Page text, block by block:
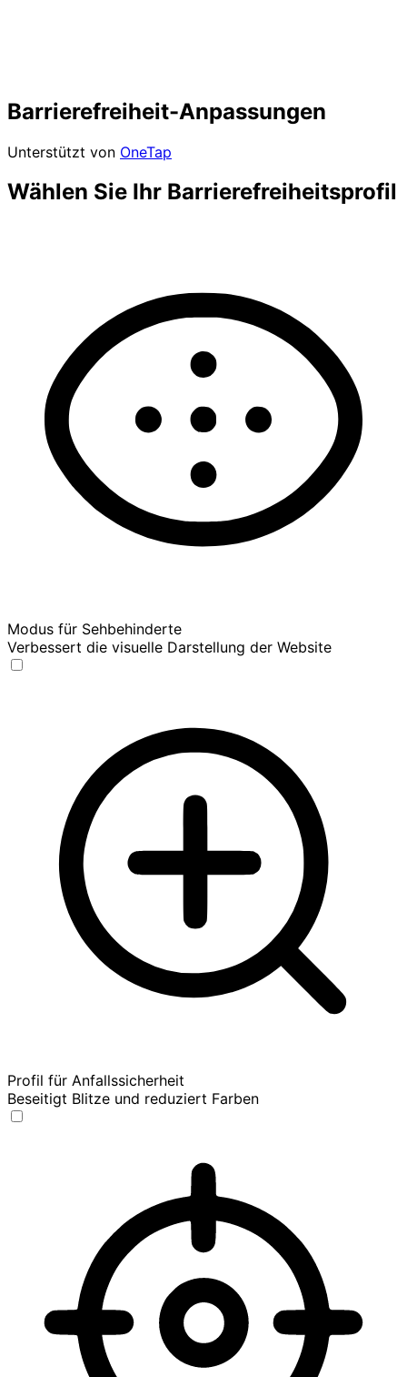
Barrierefreiheit-Anpassungen
Unterstützt von OneTap
Wählen Sie Ihr Barrierefreiheitsprofil
Modus für Sehbehinderte
Verbessert die visuelle Darstellung der Website
Profil für Anfallssicherheit
Beseitigt Blitze und reduziert Farben